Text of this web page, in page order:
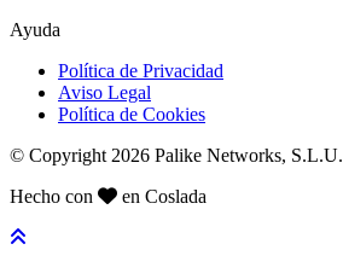
Ayuda
Política de Privacidad
Aviso Legal
Política de Cookies
© Copyright 2026 Palike Networks, S.L.U.
Hecho con
en Coslada